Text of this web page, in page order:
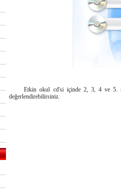
Etkin okul cd'si içinde 2, 3, 4 ve 5.
değerlendirebilirsiniz.